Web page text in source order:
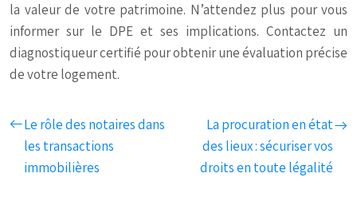
la valeur de votre patrimoine. N’attendez plus pour vous
informer sur le DPE et ses implications. Contactez un
diagnostiqueur certifié pour obtenir une évaluation précise
de votre logement.
Le rôle des notaires dans
les transactions
immobilières
La procuration en état
des lieux : sécuriser vos
droits en toute légalité